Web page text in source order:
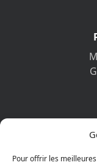
Pour offrir les